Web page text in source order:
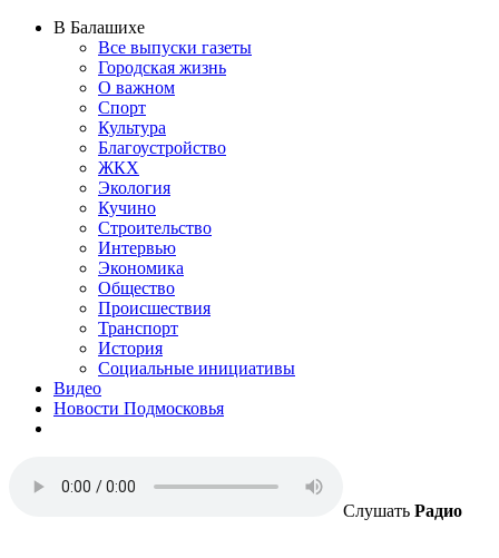
В Балашихе
Все выпуски газеты
Городская жизнь
О важном
Спорт
Культура
Благоустройство
ЖКХ
Экология
Кучино
Строительство
Интервью
Экономика
Общество
Происшествия
Транспорт
История
Социальные инициативы
Видео
Новости Подмосковья
Слушать Радио